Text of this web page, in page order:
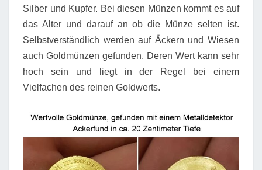
Silber und Kupfer. Bei diesen Münzen kommt es auf
das Alter und darauf an ob die Münze selten ist.
Selbstverständlich werden auf Äckern und Wiesen
auch Goldmünzen gefunden. Deren Wert kann sehr
hoch sein und liegt in der Regel bei einem
Vielfachen des reinen Goldwerts.